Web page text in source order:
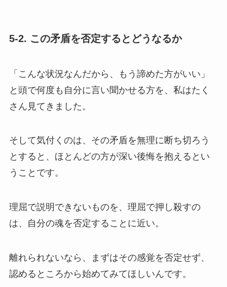
5-2. この矛盾を否定するとどうなるか
「こんな状況なんだから、もう諦めた方がいい」
と頭で何度も自分に言い聞かせる方を、私はたく
さん見てきました。
そして気付くのは、その矛盾を無理に断ち切ろう
とすると、ほとんどの方が深い後悔を抱えるとい
うことです。
理屈で説明できないものを、理屈で押し殺すの
は、自分の魂を否定することに近い。
離れられないなら、まずはその感覚を否定せず、
認めるところから始めてみてほしいんです。